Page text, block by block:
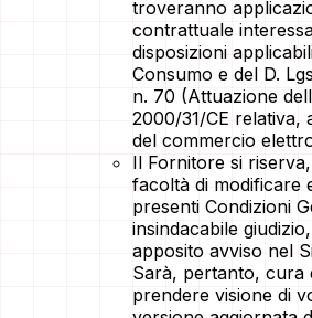
troveranno
contrattuale
disposizioni
Consumo e del D.
n. 70 (Attuazione
2000/31/CE relativa,
del commercio
Il Fornitore si
facoltà di modificare
presenti Condizioni
insindacabile
apposito avviso nel
Sarà, pertanto, cura
prendere visione di